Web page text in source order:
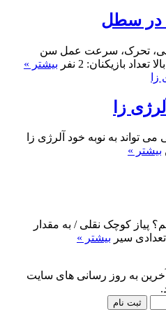
در سطل
تحرک، سرعت عمل سن
بیشتر »
زا
می تواند به نوبه خود آلرژی زا
بیشتر »
پیاز کوچک نقلی / به مقدار
سیر بیشتر »
به روز رسانی های سایت